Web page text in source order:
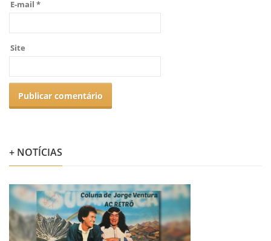
E-mail *
Site
+ NOTÍCIAS